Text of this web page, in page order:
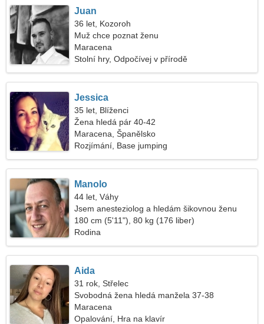
Juan
36 let, Kozoroh
Muž chce poznat ženu
Maracena
Stolní hry, Odpočívej v přírodě
Jessica
35 let, Blíženci
Žena hledá pár 40-42
Maracena, Španělsko
Rozjímání, Base jumping
Manolo
44 let, Váhy
Jsem anesteziolog a hledám šikovnou ženu
180 cm (5'11"), 80 kg (176 liber)
Rodina
Aida
31 rok, Střelec
Svobodná žena hledá manžela 37-38
Maracena
Opalování, Hra na klavír